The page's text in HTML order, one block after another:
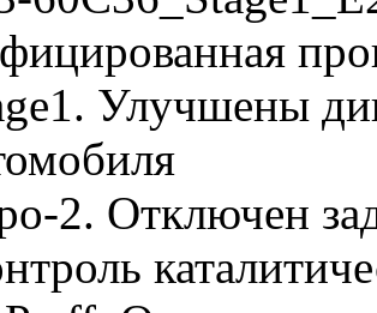
Улучшены
2. Отключен